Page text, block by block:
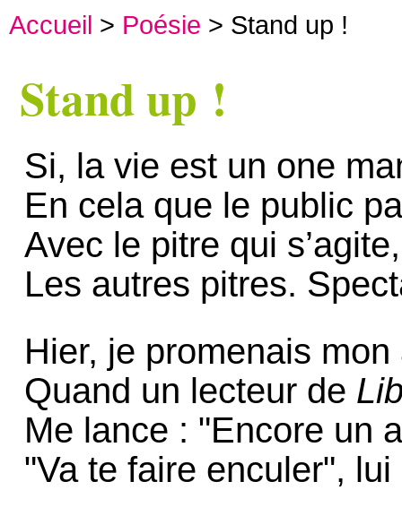
Accueil > Poésie > Stand up !
Stand up !
Si, la vie est un one
En cela que le public
Avec le pitre qui
Les autres pitres.
Hier, je promenais
Quand un lecteur de
Me lance : "Encore un
"Va te faire enculer",